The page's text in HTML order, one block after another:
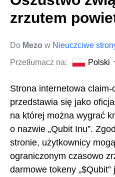
zrzutem
Do Mezo w Nieuczciwe
Przetłumacz na:
Polski
Strona internetowa
przedstawia się jako
na której można wygrać
o nazwie „Qubit Inu”.
stronie, użytkownicy
ograniczonym czasowo
darmowe tokeny